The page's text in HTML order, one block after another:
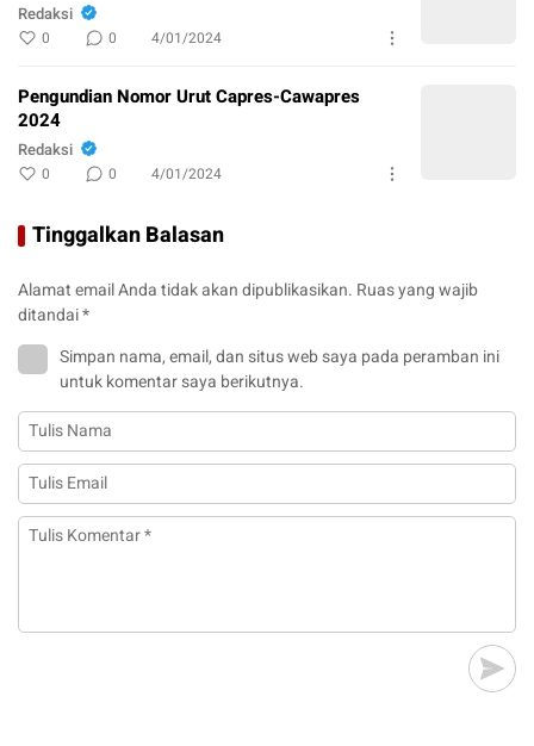
Redaksi
0 0 4/01/2024
Pengundian Nomor Urut Capres-Cawapres
2024
Redaksi
0 0 4/01/2024
Tinggalkan Balasan
Alamat email Anda tidak akan dipublikasikan. Ruas yang wajib
ditandai*
Simpan nama, email, dan situs web saya pada peramban ini
untuk komentar saya berikutnya.